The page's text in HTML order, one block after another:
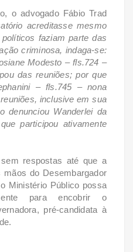
o advogado Fábio Trad
acreditasse mesmo
faziam parte das
criminosa, indaga-se:
Modesto – fls.724 –
das reuniões; por que
– fls.745 – nona
inclusive em sua
denunciou Wanderlei da
participou ativamente
respostas até que a
do Desembargador
Ministério Público possa
para encobrir o
pré-candidata à